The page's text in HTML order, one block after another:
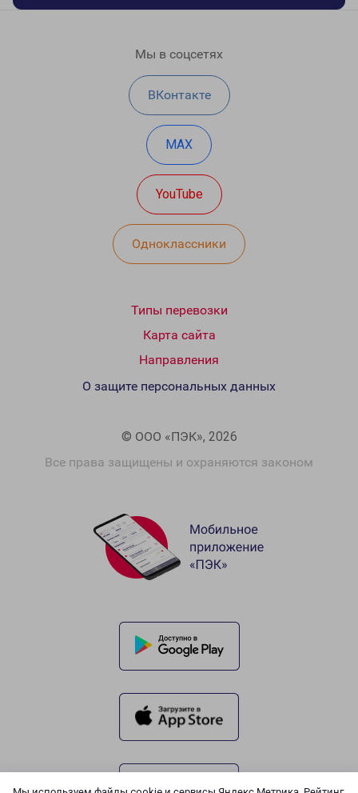
Мы в соцсетях
ВКонтакте
MAX
YouTube
Одноклассники
Типы перевозки
Карта сайта
Направления
© ООО «ПЭК», 2026
Все права защищены и охраняются законом
О защите персональных данных